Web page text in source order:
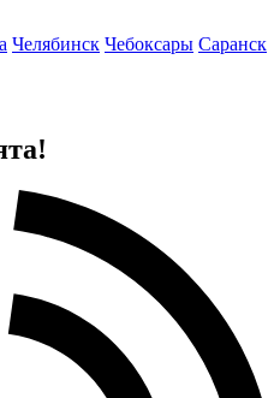
Челябинск Чебоксары Саранск